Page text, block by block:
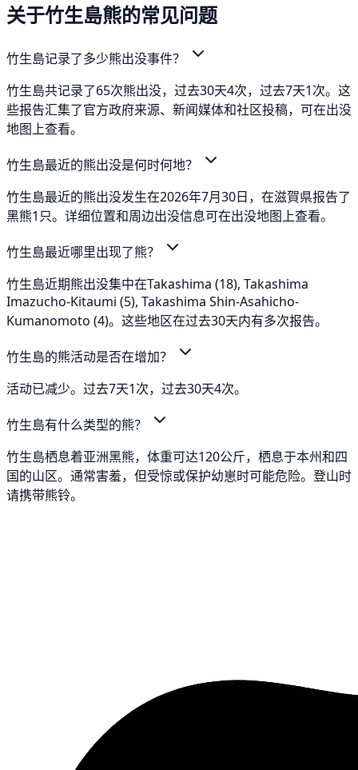
关于竹生島熊的常见问题
竹生島记录了多少熊出没事件？
竹生島共记录了65次熊出没，过去30天4次，过去7天1次。这
些报告汇集了官方政府来源、新闻媒体和社区投稿，可在出没
地图上查看。
竹生島最近的熊出没是何时何地？
竹生島最近的熊出没发生在2026年7月30日，在滋賀県报告了
黑熊1只。详细位置和周边出没信息可在出没地图上查看。
竹生島最近哪里出现了熊？
竹生島近期熊出没集中在Takashima (18), Takashima
Imazucho-Kitaumi (5), Takashima Shin-Asahicho-
Kumanomoto (4)。这些地区在过去30天内有多次报告。
竹生島的熊活动是否在增加？
活动已减少。过去7天1次，过去30天4次。
竹生島有什么类型的熊？
竹生島栖息着亚洲黑熊，体重可达120公斤，栖息于本州和四
国的山区。通常害羞，但受惊或保护幼崽时可能危险。登山时
请携带熊铃。